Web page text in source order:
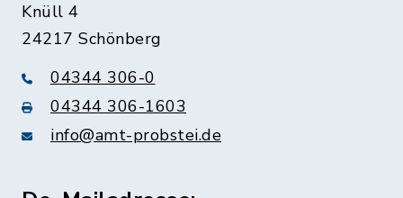
Knüll 4
24217 Schönberg
04344 306-0
04344 306-1603
info@amt-probstei.de